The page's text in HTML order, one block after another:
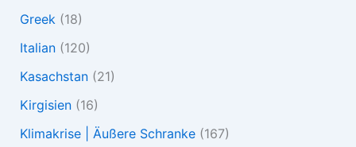
Greek (18)
Italian(120)
Kasachstan(21)
Kirgisien(16)
Klimakrise | Äußere Schranke(167)